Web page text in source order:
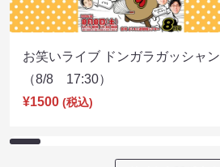
お笑いライブ ドンガラガッシャン
（8/8 17:30）
¥1500 (税込)